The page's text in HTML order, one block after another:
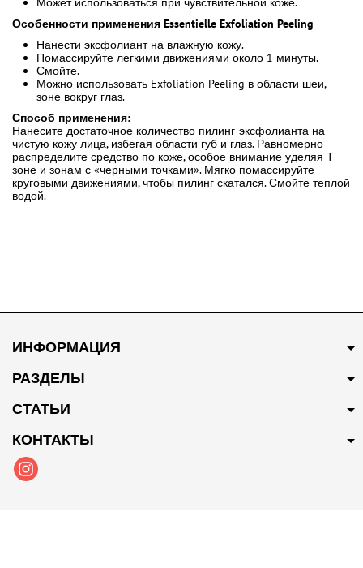
Особенности применения Essentielle Exfoliation Peeling
Нанести эксфолиант на влажную кожу.
Помассируйте легкими движениями около 1 минуты.
Смойте.
Можно использовать Exfoliation Peeling в области шеи,
зоне вокруг глаз.
Способ применения:
Нанесите достаточное количество пилинг-эксфолианта на
чистую кожу лица, избегая области губ и глаз. Равномерно
распределите средство по коже, особое внимание уделяя Т-
зоне и зонам с «черными точками». Мягко помассируйте
круговыми движениями, чтобы пилинг скатался. Смойте теплой
водой.
ИНФОРМАЦИЯ
РАЗДЕЛЫ
СТАТЬИ
КОНТАКТЫ